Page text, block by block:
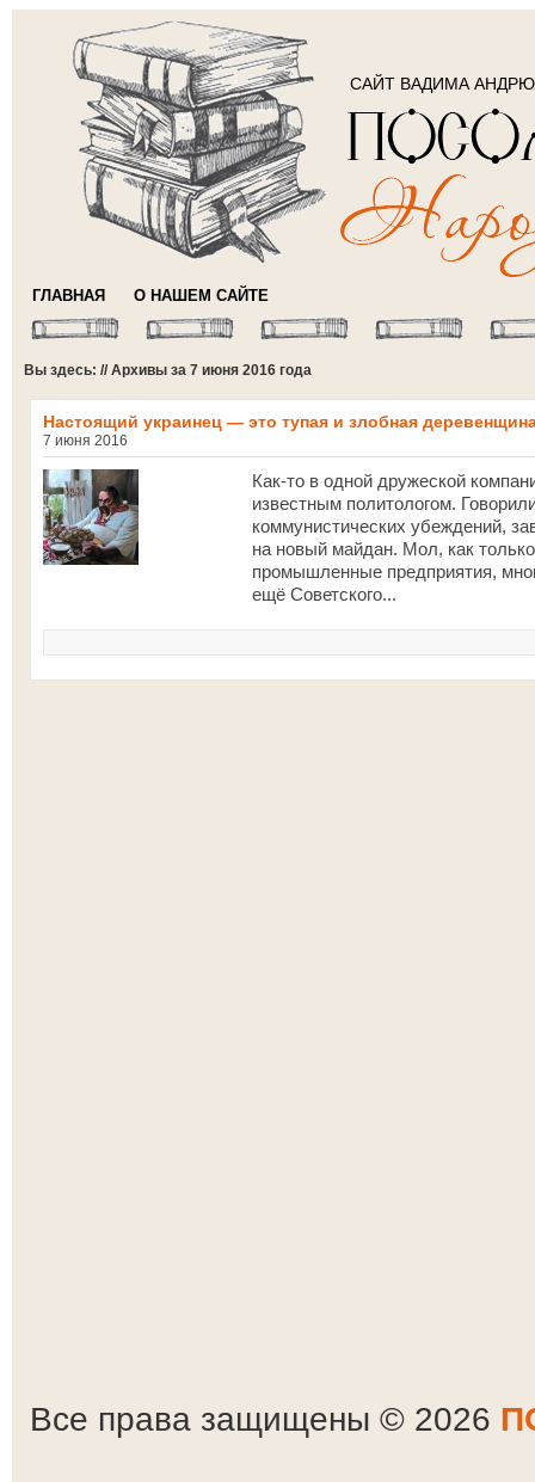
САЙТ ВАДИМА
ГЛАВНАЯ О НАШЕМ САЙТЕ
Вы здесь: // Архивы за 7 июня 2016 года
Настоящий украинец — это тупая и злобная
7 июня 2016
Как-то в одной дружеской
известным политологом.
коммунистических убеждений,
на новый майдан. Мол, как
промышленные предприятия,
ещё Советского...
Все права защищены © 2026